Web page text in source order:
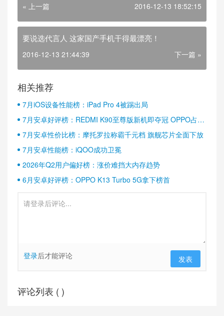
« 上一篇 2016-12-13 18:52:15
要说选代言人 这家国产手机干得最漂亮！
2016-12-13 21:44:39 下一篇 »
相关推荐
7月iOS设备性能榜：iPad Pro 4被踢出局
7月安卓好评榜：REDMI K90至尊版新机即夺冠 OPPO占据
半壁江山
7月安卓性价比榜：摩托罗拉称霸千元档 旗舰芯片全面下放
7月安卓性能榜：iQOO成功卫冕
2026年Q2用户偏好榜：涨价难挡大内存趋势
6月安卓好评榜：OPPO K13 Turbo 5G拿下榜首
登录后才能评论 发表
评论列表 ( )